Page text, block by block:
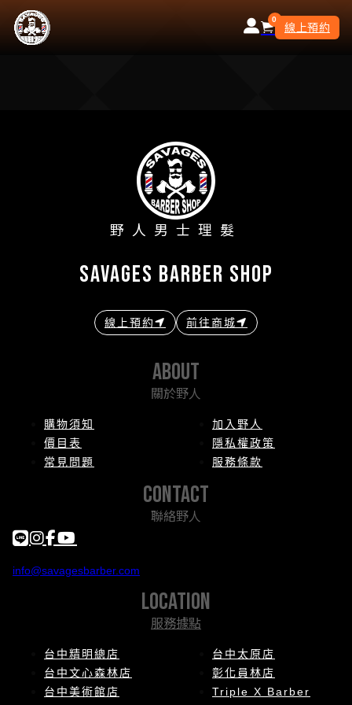
0
線上預約
野人男士理髮
savages barber shop
線上預約 前往商城
about
關於野人
購物須知
價目表
常見問題
加入野人
隱私權政策
服務條款
contact
聯絡野人
info@savagesbarber.com
location
服務據點
台中精明總店
台中文心森林店
台中美術館店
台中太原店
彰化員林店
Triple X Barber